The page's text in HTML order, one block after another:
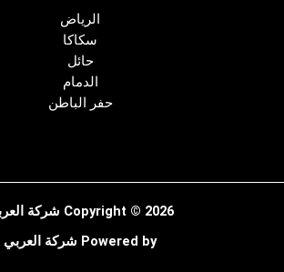
الرياض
سكاكا
حائل
الدمام
حفر الباطن
Copyright © 2026 شركة العربي
Powered by شركة العربي